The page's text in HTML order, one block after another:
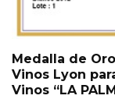
Medalla de
Vinos Lyon
Vinos “LA